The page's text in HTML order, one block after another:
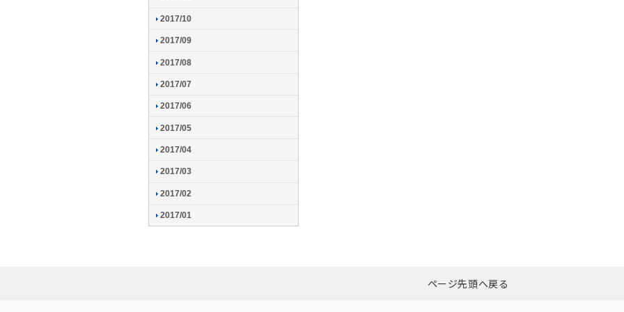
2017/10
2017/09
2017/08
2017/07
2017/06
2017/05
2017/04
2017/03
2017/02
2017/01
ページ先頭へ戻る